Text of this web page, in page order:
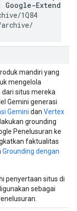
Google-Extended
1Q84
mandiri yang
mengelola
dari situs mereka
Gemini generasi
Gemini dan Vertex
grounding
Penelusuran ke
faktualitas
Grounding dengan
penyertaan situs di
sebagai